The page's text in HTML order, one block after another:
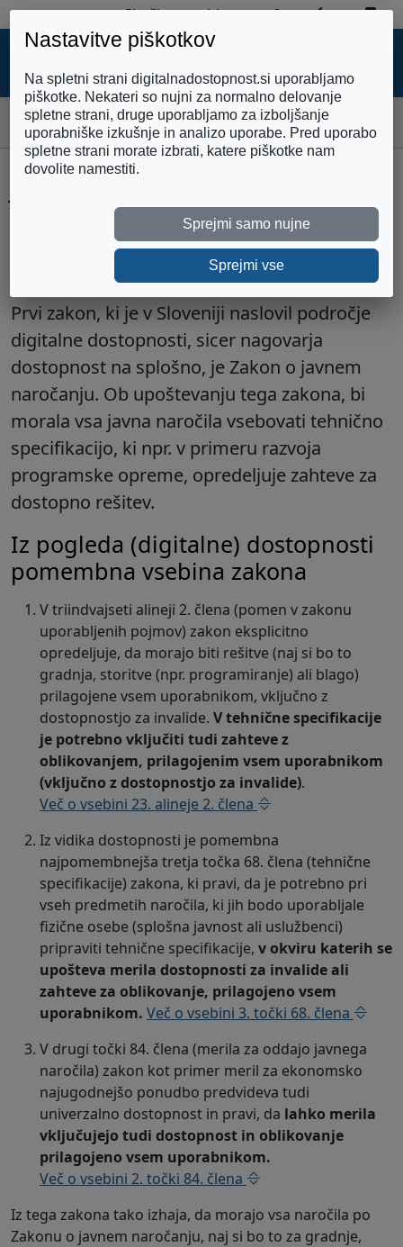
Nastavitve piškotkov
Na spletni strani digitalnadostopnost.si uporabljamo
piškotke. Nekateri so nujni za normalno delovanje
spletne strani, druge uporabljamo za izboljšanje
uporabniške izkušnje in analizo uporabe. Pred uporabo
spletne strani morate izbrati, katere piškotke nam
dovolite namestiti.
Sprejmi samo nujne
Sprejmi vse
Skoči na vsebino Zemljevid strani
Preklopi
DIGITALNA
DOSTOPNOST
Domov Javno naročanje
Javno naročanje
Vsebinsko kazalo
Prvi zakon, ki je v Sloveniji naslovil področje
digitalne dostopnosti, sicer nagovarja
dostopnost na splošno, je Zakon o javnem
naročanju. Ob upoštevanju tega zakona, bi
morala vsa javna naročila vsebovati tehnično
specifikacijo, ki npr. v primeru razvoja
programske opreme, opredeljuje zahteve za
dostopno rešitev.
Iz pogleda (digitalne) dostopnosti
pomembna vsebina zakona
V triindvajseti alineji 2. člena (pomen v zakonu
uporabljenih pojmov) zakon eksplicitno
opredeljuje, da morajo biti rešitve (naj si bo to
gradnja, storitve (npr. programiranje) ali blago)
prilagojene vsem uporabnikom, vključno z
dostopnostjo za invalide. V tehnične specifikacije
je potrebno vključiti tudi zahteve z
oblikovanjem, prilagojenim vsem uporabnikom
(vključno z dostopnostjo za invalide).
Več o vsebini 23. alineje 2. člena
Iz vidika dostopnosti je pomembna
najpomembnejša tretja točka 68. člena (tehnične
specifikacije) zakona, ki pravi, da je potrebno pri
vseh predmetih naročila, ki jih bodo uporabljale
fizične osebe (splošna javnost ali uslužbenci)
pripraviti tehnične specifikacije, v okviru katerih se
upošteva merila dostopnosti za invalide ali
zahteve za oblikovanje, prilagojeno vsem
uporabnikom. Več o vsebini 3. točki 68. člena
V drugi točki 84. člena (merila za oddajo javnega
naročila) zakon kot primer meril za ekonomsko
najugodnejšo ponudbo predvideva tudi
univerzalno dostopnost in pravi, da lahko merila
vključujejo tudi dostopnost in oblikovanje
prilagojeno vsem uporabnikom.
Več o vsebini 2. točki 84. člena
Iz tega zakona tako izhaja, da morajo vsa naročila po
Zakonu o javnem naročanju, naj si bo to za gradnje,